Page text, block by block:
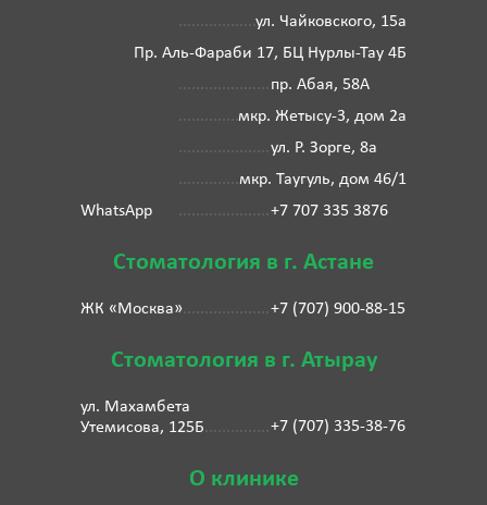
ул. Чайковского, 15а
Пр. Аль-Фараби 17, БЦ Нурлы-Тау 4Б
пр. Абая, 58А
мкр. Жетысу-3, дом 2а
ул. Р. Зорге, 8а
мкр. Таугуль, дом 46/1
WhatsApp
+7 707 335 3876
Стоматология в г. Астане
ЖК «Москва» +7 (707) 900-88-15
Стоматология в г. Атырау
ул. Махамбета
Утемисова, 125Б
+7 (707) 335-38-76
О клинике